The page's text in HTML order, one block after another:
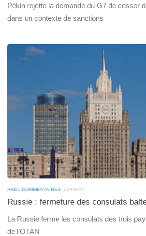
Pékin rejette la demande du G7 de cesser
dans un contexte de sanctions
RAËL-COMMENTAIRES 22/04/22
Russie : fermeture des consulats
La Russie ferme les consulats des trois
de l’OTAN